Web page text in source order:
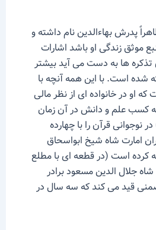
پدرش بهاءالدین نام داشته و
موثق زندگی او باشد اشارات
ها به دست می آید بیشتر
شده است. با این همه آنچه با
او در خانواده ای از نظر مالی
کسب علم و دانش در آن زمان
قرآن را با چهارده
امارت شاه شیخ ابواسحاق
پیشه کرده است (در قطعه ای با مطلع
شاه جلال الدین مسعود برادر
قید می کند که سه سال در